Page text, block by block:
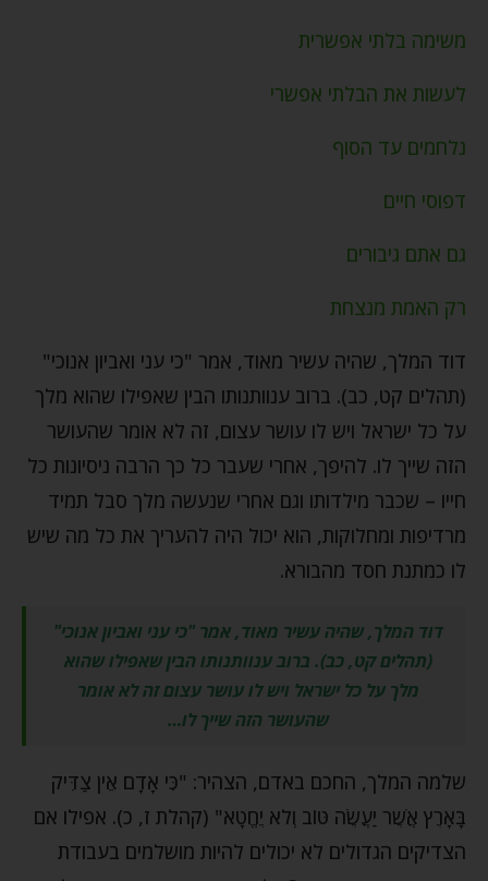
משימה בלתי אפשרית
לעשות את הבלתי אפשרי
נלחמים עד הסוף
דפוסי חיים
גם אתם גיבורים
רק האמת מנצחת
דוד המלך, שהיה עשיר מאוד, אמר "כי עני ואביון אנוכי"
(תהלים קט, כב). ברוב ענוותנותו הבין שאפילו שהוא מלך
על כל ישראל ויש לו עושר עצום, זה לא אומר שהעושר
הזה שייך לו. להיפך, אחרי שעבר כל כך הרבה ניסיונות כל
חייו – שכבר מילדותו וגם אחרי שנעשה מלך סבל תמיד
מרדיפות ומחלוקות, הוא יכול היה להעריך את כל מה שיש
לו כמתנת חסד מהבורא.
דוד המלך, שהיה עשיר מאוד, אמר "כי עני ואביון אנוכי"
(תהלים קט, כב). ברוב ענוותנותו הבין שאפילו שהוא
מלך על כל ישראל ויש לו עושר עצום זה לא אומר
שהעושר הזה שייך לו…
שלמה המלך, החכם באדם, הצהיר: "כִּי אָדָם אֵין צַדִּיק
בָּאָרֶץ אֲשֶׁר יַעֲשֶׂה טּוֹב וְלֹא יֶחֱטָא" (קהלת ז, כ). אפילו אם
הצדיקים הגדולים לא יכולים להיות מושלמים בעבודת